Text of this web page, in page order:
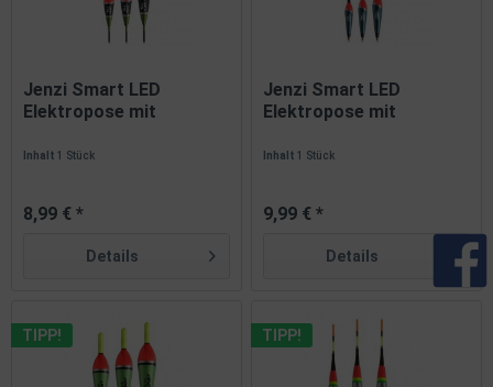
Jenzi Smart LED
Elektropose mit
Inhalt1 Stück
8,99 € *
Details
Jenzi Smart LED
Elektropose mit
Inhalt1 Stück
9,99 € *
Details
TIPP! TIPP!